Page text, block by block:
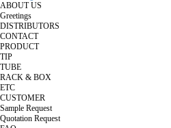
ABOUT US
Greetings
DISTRIBUTORS
CONTACT
PRODUCT
TIP
TUBE
RACK & BOX
ETC
CUSTOMER
Sample Request
Quotation Request